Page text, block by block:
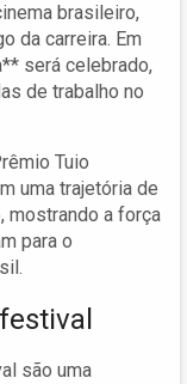
brasileiro,
da carreira. Em
será celebrado,
de trabalho no
Tuio
uma trajetória de
mostrando a força
para o
são uma